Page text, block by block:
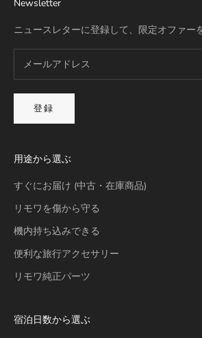
Newsletter
ニュースレターに登録して、限定オファー
登録
用途から選ぶ
すぐにお届け (中古・在庫商品)
リモワを傷から守る
機内持ち込みできる
便利な旅行アクセサリー
リモワ純正パーツ
宿泊日数から選ぶ